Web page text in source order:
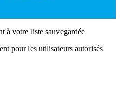
à votre liste sauvegardée
pour les utilisateurs autorisés